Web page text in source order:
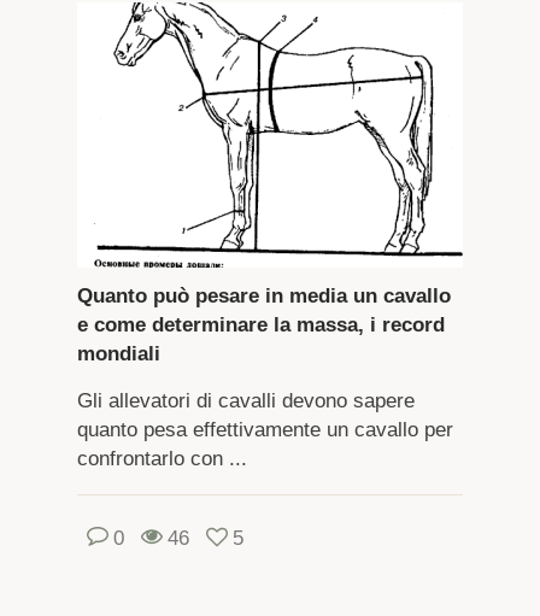
Quanto può pesare in media un cavallo
e come determinare la massa, i record
mondiali
Gli allevatori di cavalli devono sapere
quanto pesa effettivamente un cavallo per
confrontarlo con ...
0 46 5